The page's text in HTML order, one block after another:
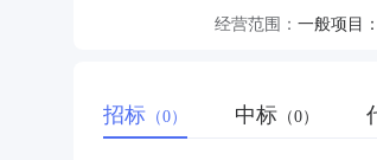
经营范围： 一般项目
招标 （0） 中标 （0）